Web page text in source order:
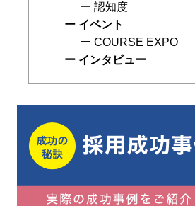
認知度
イベント
COURSE EXPO
インタビュー